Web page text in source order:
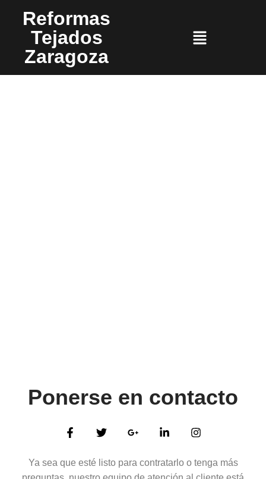
Reformas
Tejados
Zaragoza
Ponerse en contacto
Ya sea que esté listo para contratarlo o tenga más